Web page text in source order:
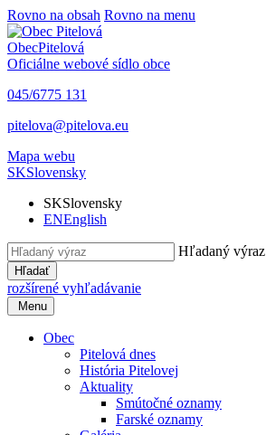
Rovno na obsah Rovno na menu
ObecPitelová
Oficiálne webové sídlo obce
045/6775 131
pitelova@pitelova.eu
Mapa webu
SKSlovensky
SKSlovensky
ENEnglish
Hľadaný výraz
Hľadať
rozšírené vyhľadávanie
Menu
Obec
Pitelová dnes
História Pitelovej
Aktuality
Smútočné oznamy
Farské oznamy